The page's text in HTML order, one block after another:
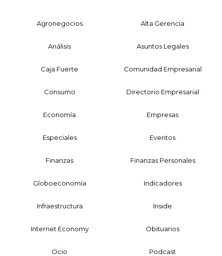
Agronegocios Alta Gerencia
Análisis Asuntos Legales
Caja Fuerte Comunidad Empresarial
Consumo Directorio Empresarial
Economía Empresas
Especiales Eventos
Finanzas Finanzas Personales
Globoeconomía Indicadores
Infraestructura Inside
Internet Economy Obituarios
Ocio Podcast